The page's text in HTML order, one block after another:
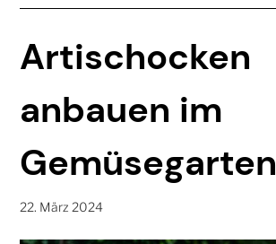
Artischocken
anbauen im
Gemüsegarten
22. März 2024